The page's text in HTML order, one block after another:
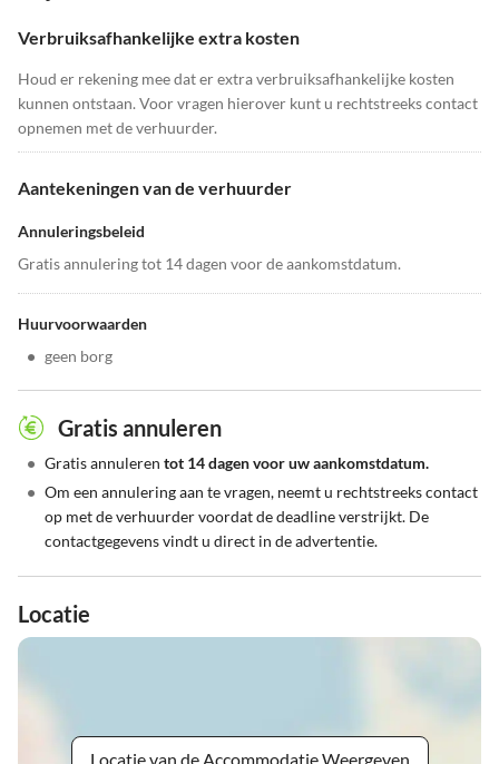
Verbruiksafhankelijke extra kosten
Houd er rekening mee dat er extra verbruiksafhankelijke kosten
kunnen ontstaan. Voor vragen hierover kunt u rechtstreeks contact
opnemen met de verhuurder.
Aantekeningen van de verhuurder
Annuleringsbeleid
Gratis annulering tot 14 dagen voor de aankomstdatum.
Huurvoorwaarden
• geen borg
Gratis annuleren
• Gratis annuleren tot 14 dagen voor uw aankomstdatum.
• Om een annulering aan te vragen, neemt u rechtstreeks contact
op met de verhuurder voordat de deadline verstrijkt. De
contactgegevens vindt u direct in de advertentie.
Locatie
Locatie van de Accommodatie Weergeven